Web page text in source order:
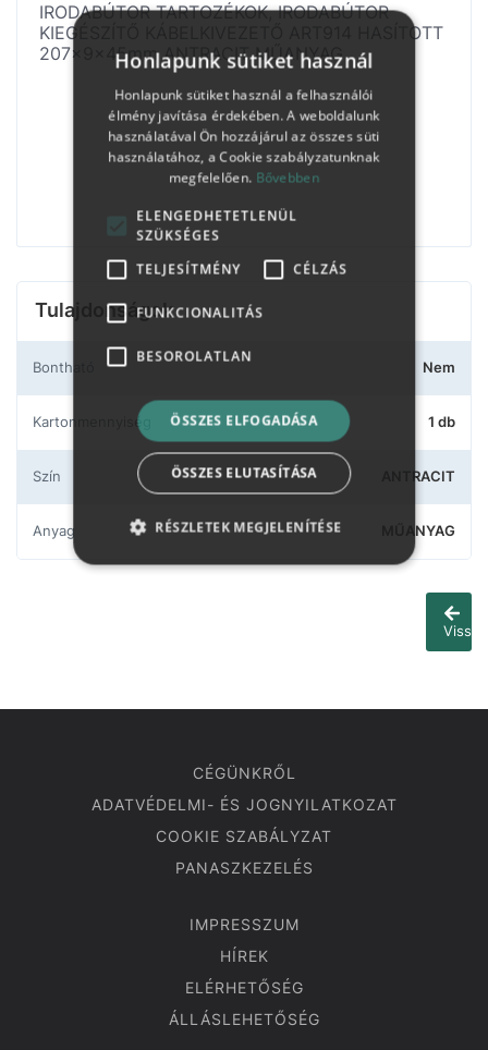
IRODABÚTOR TARTOZÉKOK, IRODABÚTOR
KIEGÉSZÍTŐ KÁBELKIVEZETŐ ART914 HASÍTOTT
207x9x45mm ANTRACIT MŰANYAG
Tulajdonságok
Bontható Nem
Kartonmennyiség 1 db
Szín ANTRACIT
Anyag MŰANYAG
Vissza
CÉGÜNKRŐL
ADATVÉDELMI- ÉS JOGNYILATKOZAT
COOKIE SZABÁLYZAT
PANASZKEZELÉS
IMPRESSZUM
HÍREK
ELÉRHETŐSÉG
ÁLLÁSLEHETŐSÉG
Honlapunk sütiket használ
Honlapunk sütiket használ a felhasználói
élmény javítása érdekében. A weboldalunk
használatával Ön hozzájárul az összes süti
használatához, a Cookie szabályzatunknak
megfelelően. Bővebben
ELENGEDHETETLENÜL
SZÜKSÉGES
TELJESÍTMÉNY
CÉLZÁS
FUNKCIONALITÁS
BESOROLATLAN
ÖSSZES ELFOGADÁSA
ÖSSZES ELUTASÍTÁSA
RÉSZLETEK MEGJELENÍTÉSE